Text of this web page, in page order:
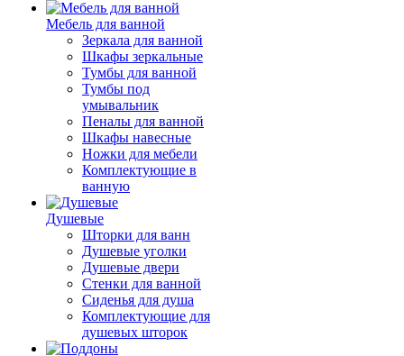
Мебель для ванной
Зеркала для ванной
Шкафы зеркальные
Тумбы для ванной
Тумбы под
умывальник
Пеналы для ванной
Шкафы навесные
Ножки для мебели
Комплектующие в
ванную
Душевые
Шторки для ванн
Душевые уголки
Душевые двери
Стенки для ванной
Сиденья для душа
Комплектующие для
душевых шторок